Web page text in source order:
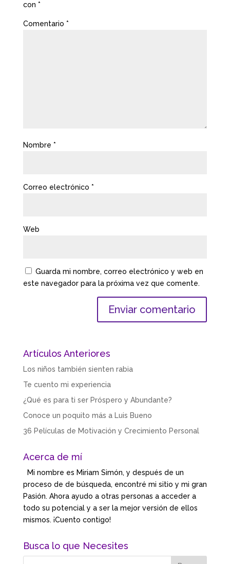
con *
Comentario *
Nombre *
Correo electrónico *
Web
Guarda mi nombre, correo electrónico y web en
este navegador para la próxima vez que comente.
Artículos Anteriores
Los niños también sienten rabia
Te cuento mi experiencia
¿Qué es para ti ser Próspero y Abundante?
Conoce un poquito más a Luis Bueno
36 Películas de Motivación y Crecimiento Personal
Acerca de mí
Mi nombre es Miriam Simón, y después de un
proceso de de búsqueda, encontré mi sitio y mi gran
Pasión. Ahora ayudo a otras personas a acceder a
todo su potencial y a ser la mejor versión de ellos
mismos. ¡Cuento contigo!
Busca lo que Necesites